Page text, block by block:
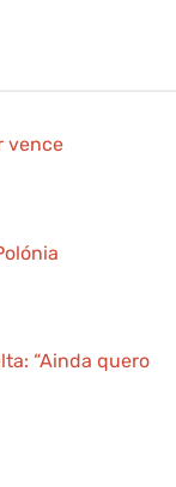
vence
“Ainda quero